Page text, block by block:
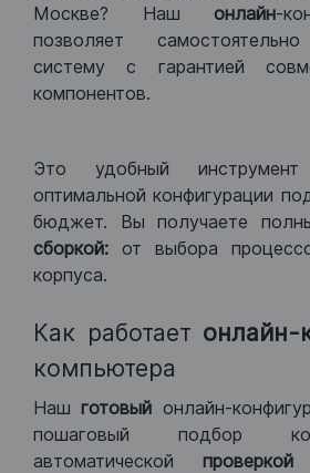
Москве? Нашонлайн-
позволяет самостоятельно
систему с гарантией
компонентов.
Это удобный
оптимальной конфигурации
бюджет. Вы получаете
сборкой: от выбора
корпуса.
Как работает онлайн-
компьютера
Нашготовый онлайн-
пошаговый подбор
автоматической проверкой